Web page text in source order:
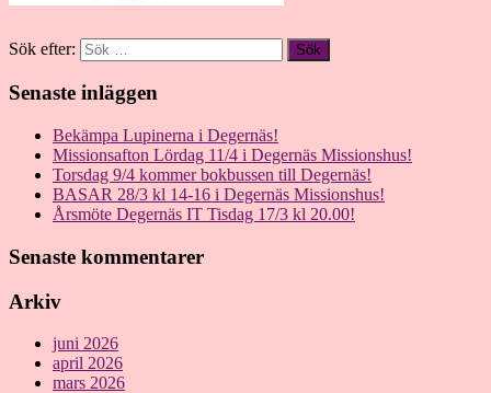
Sök efter:
Senaste inläggen
Bekämpa Lupinerna i Degernäs!
Missionsafton Lördag 11/4 i Degernäs Missionshus!
Torsdag 9/4 kommer bokbussen till Degernäs!
BASAR 28/3 kl 14-16 i Degernäs Missionshus!
Årsmöte Degernäs IT Tisdag 17/3 kl 20.00!
Senaste kommentarer
Arkiv
juni 2026
april 2026
mars 2026